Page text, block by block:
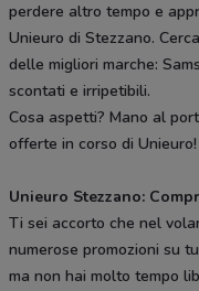
perdere altro tempo e
Unieuro di Stezzano.
delle migliori marche:
scontati e irripetibili.
Cosa aspetti? Mano al
offerte in corso di Unieuro!
Unieuro Stezzano:
Ti sei accorto che nel
numerose promozioni su
ma non hai molto tempo